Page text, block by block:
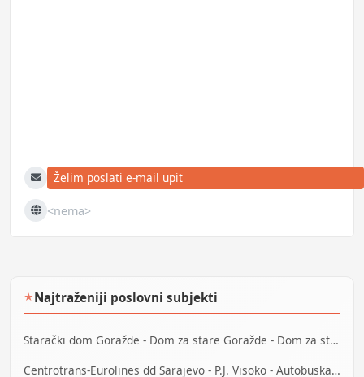
E-mailŽelim poslati e-mail upit
Web <nema>
★Najtraženiji poslovni subjekti
Starački dom Goražde - Dom za stare Goražde - Dom za stara lica Goražde
Centrotrans-Eurolines dd Sarajevo - P.J. Visoko - Autobuska stanica